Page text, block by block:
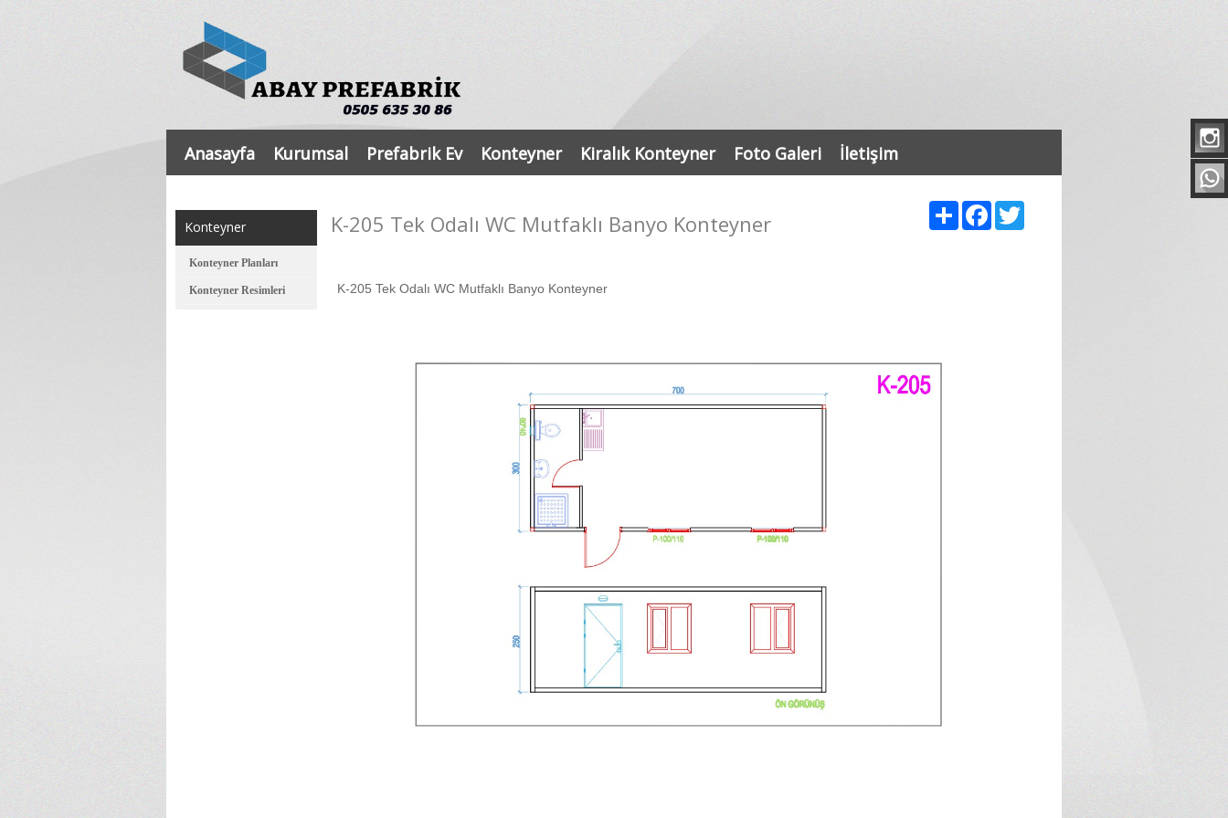
Anasayfa Kurumsal Prefabrik Ev Konteyner Kiralık Konteyner Foto Galeri İletişim
Konteyner
Konteyner Planları
Konteyner Resimleri
K-205 Tek Odalı WC Mutfaklı Banyo Konteyner
K-205 Tek Odalı WC Mutfaklı Banyo Konteyner
ShareFacebookTwitter